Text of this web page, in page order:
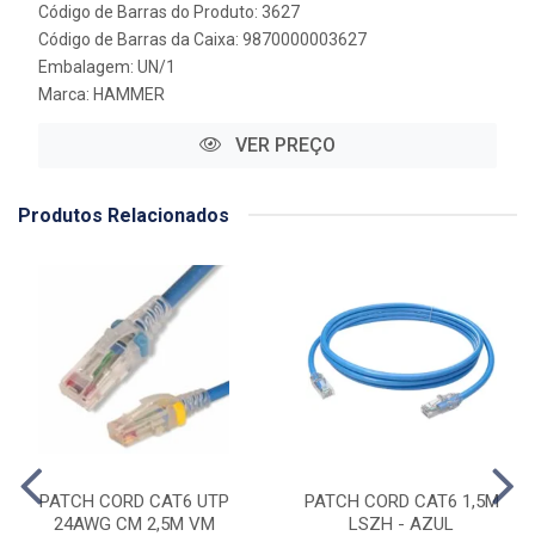
Código de Barras do Produto: 3627
Código de Barras da Caixa: 9870000003627
Embalagem: UN/1
Marca: HAMMER
VER PREÇO
Produtos Relacionados
PATCH CORD CAT6 UTP
24AWG CM 2,5M VM
PATCH CORD CAT6 1,5M
LSZH - AZUL